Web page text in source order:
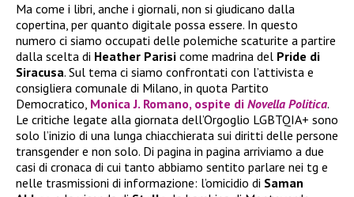
Ma come i libri, anche i giornali, non si giudicano dalla
copertina, per quanto digitale possa essere. In questo
numero ci siamo occupati delle polemiche scaturite a partire
dalla scelta di Heather Parisi come madrina del Pride di
Siracusa. Sul tema ci siamo confrontati con l’attivista e
consigliera comunale di Milano, in quota Partito
Democratico, Monica J. Romano, ospite di Novella Politica.
Le critiche legate alla giornata dell’Orgoglio LGBTQIA+ sono
solo l’inizio di una lunga chiacchierata sui diritti delle persone
transgender e non solo. Di pagina in pagina arriviamo a due
casi di cronaca di cui tanto abbiamo sentito parlare nei tg e
nelle trasmissioni di informazione: l’omicidio di Saman